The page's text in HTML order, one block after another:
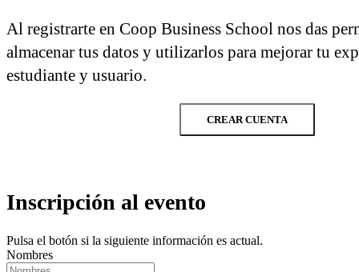
Al registrarte en Coop Business School nos das
almacenar tus datos y utilizarlos para mejorar tu
estudiante y usuario.
CREAR CUENTA
Inscripción al evento
Pulsa el botón si la siguiente información es actual.
Nombres